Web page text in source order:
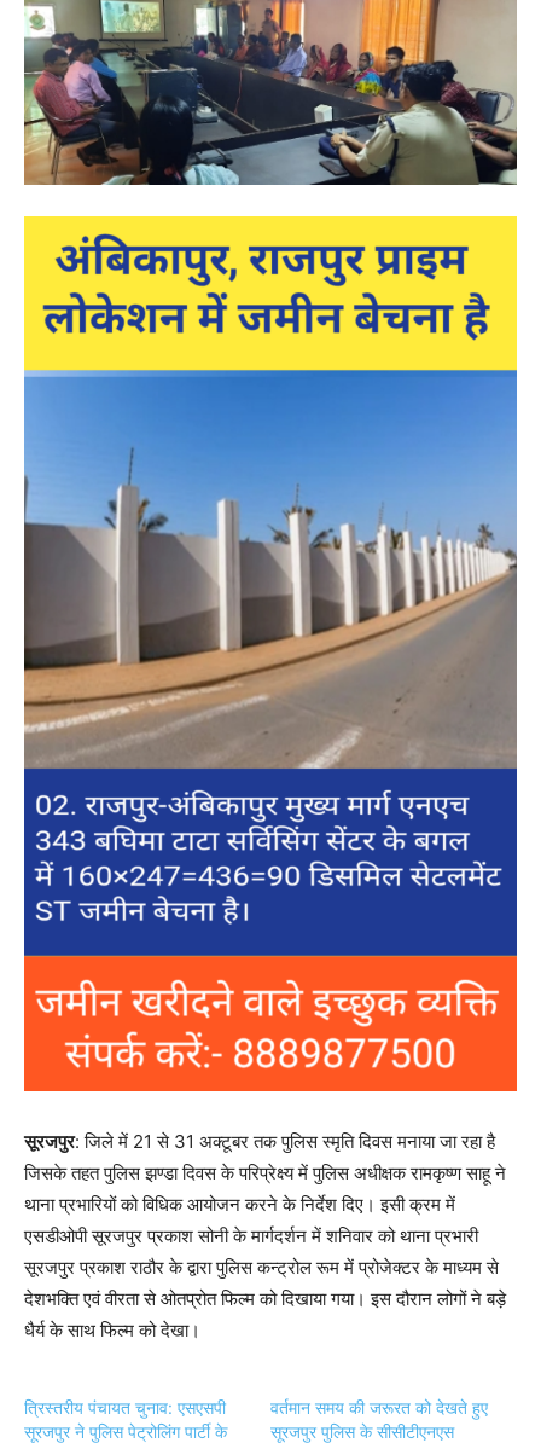
सूरजपुर: जिले में 21 से 31 अक्टूबर तक पुलिस स्मृति दिवस मनाया जा रहा है
जिसके तहत पुलिस झण्डा दिवस के परिप्रेक्ष्य में पुलिस अधीक्षक रामकृष्ण साहू ने
थाना प्रभारियों को विधिक आयोजन करने के निर्देश दिए। इसी क्रम में
एसडीओपी सूरजपुर प्रकाश सोनी के मार्गदर्शन में शनिवार को थाना प्रभारी
सूरजपुर प्रकाश राठौर के द्वारा पुलिस कन्ट्रोल रूम में प्रोजेक्टर के माध्यम से
देशभक्ति एवं वीरता से ओतप्रोत फिल्म को दिखाया गया। इस दौरान लोगों ने बड़े
धैर्य के साथ फिल्म को देखा।
त्रिस्तरीय पंचायत चुनाव: एसएसपी
सूरजपुर ने पुलिस पेट्रोलिंग पार्टी के
वर्तमान समय की जरूरत को देखते हुए
सूरजपुर पुलिस के सीसीटीएनएस